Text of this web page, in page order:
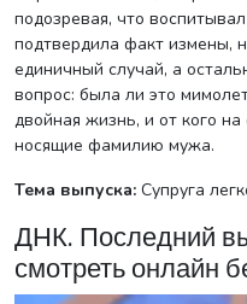
подозревая, что
подтвердила факт измены,
единичный случай, а
вопрос: была ли это
двойная жизнь, и от кого
носящие фамилию мужа.
Тема выпуска: Супруга
ДНК. Последний
смотреть онлайн